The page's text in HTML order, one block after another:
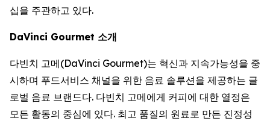
십을 주관하고 있다.
DaVinci Gourmet 소개
다빈치 고메(DaVinci Gourmet)는 혁신과 지속가능성을 중
시하며 푸드서비스 채널을 위한 음료 솔루션을 제공하는 글
로벌 음료 브랜드다. 다빈치 고메에게 커피에 대한 열정은
모든 활동의 중심에 있다. 최고 품질의 원료로 만든 진정성